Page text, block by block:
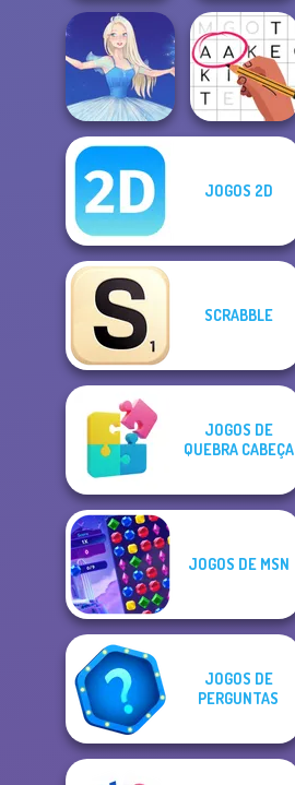
Break n Bounce
Valentine Hidden
Heart
Ice Ballerina
JOGOS 2D
SCRABBLE
JOGOS DE
QUEBRA CABEÇA
JOGOS DE MSN
JOGOS DE
PERGUNTAS